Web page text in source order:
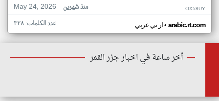
May 24, 2026
منذ شهرين OX58UY
ار تي عربي• arabic.rt.com عدد الكلمات: ٣٢٨
أخر ساعة في اخبار جزر القمر